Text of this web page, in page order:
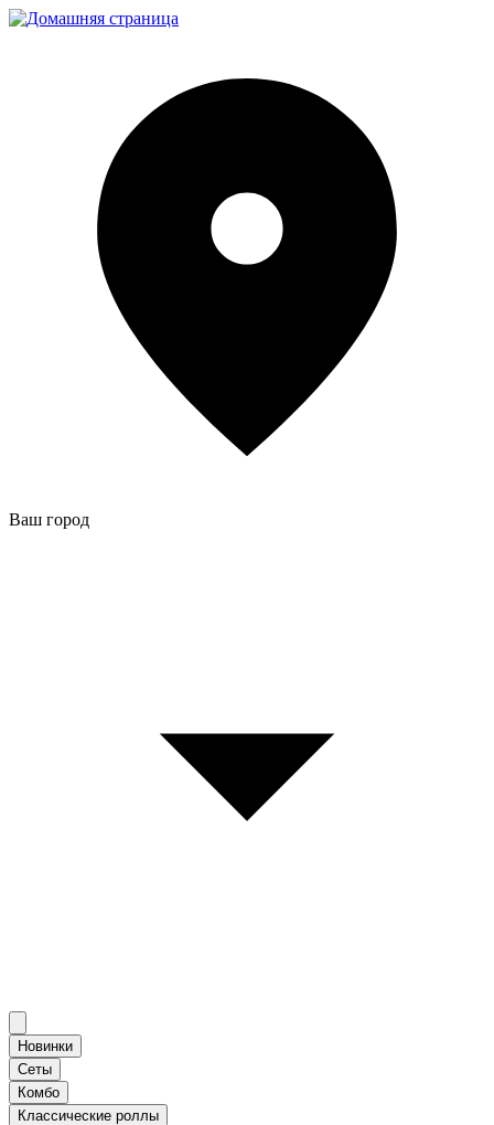
Ваш город
Новинки
Сеты
Комбо
Классические роллы